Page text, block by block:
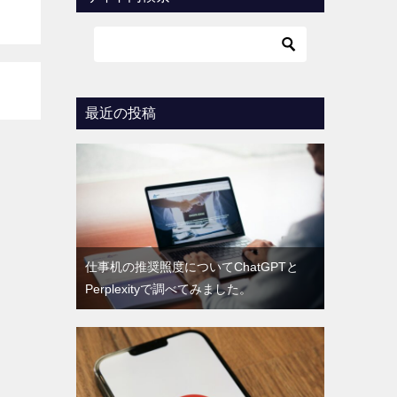
最近の投稿
仕事机の推奨照度についてChatGPTと
Perplexityで調べてみました。